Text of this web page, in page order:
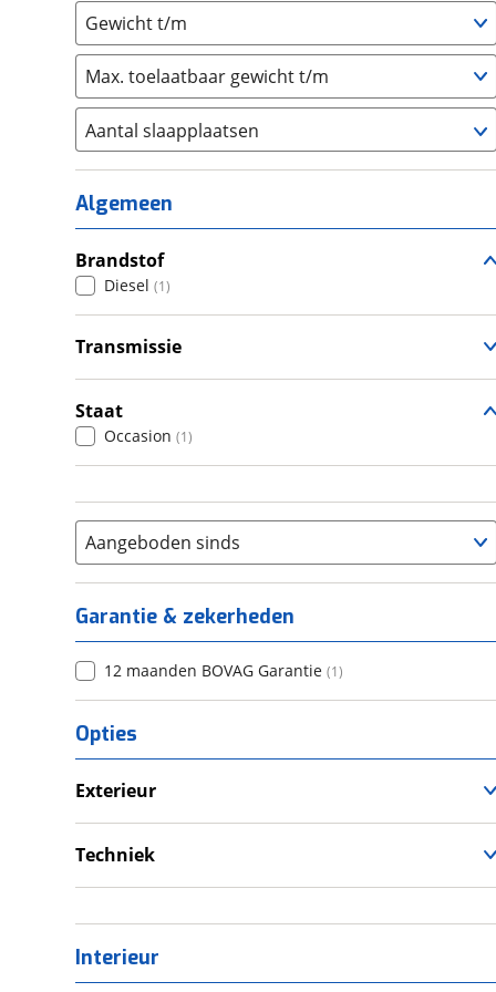
Gewicht t/m
Max. toelaatbaar gewicht t/m
Aantal slaapplaatsen
1 (0)
2 (0)
3 (0)
4 (1)
5 (0)
6+ (0)
Algemeen
Brandstof
Diesel (1)
Transmissie
Staat
Occasion (1)
Aangeboden sinds
Garantie & zekerheden
12 maanden BOVAG Garantie (1)
Opties
Exterieur
Techniek
Interieur